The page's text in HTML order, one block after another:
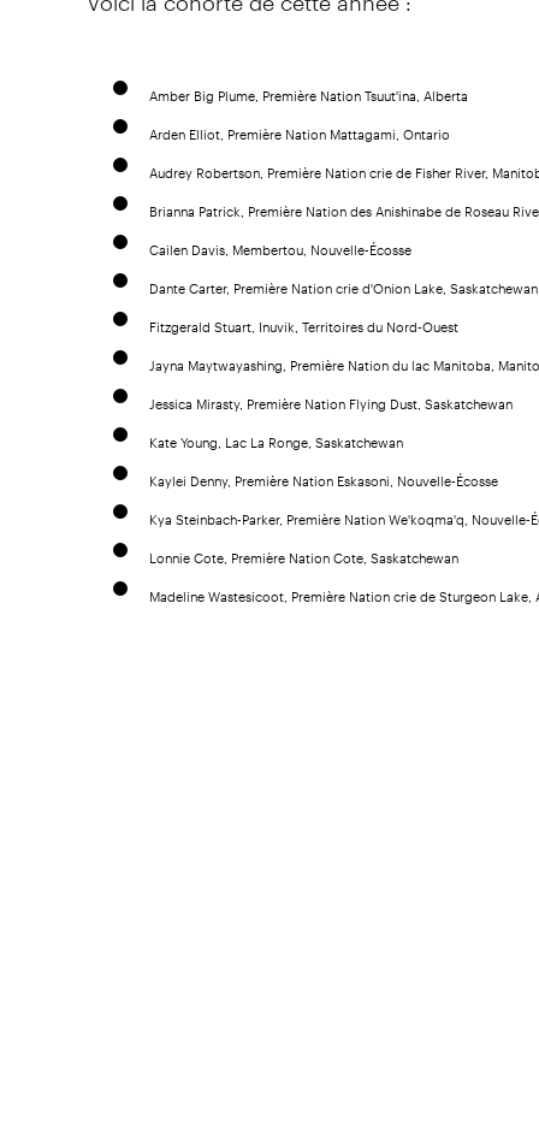
Amber Big Plume, Première Nation Tsuut'ina, Alberta
Arden Elliot, Première Nation Mattagami, Ontario
Audrey Robertson, Première Nation crie de Fisher River,
Brianna Patrick, Première Nation des Anishinabe de Roseau
Cailen Davis, Membertou, Nouvelle-Écosse
Dante Carter, Première Nation crie d'Onion Lake, Saskatchewan
Fitzgerald Stuart, Inuvik, Territoires du Nord-Ouest
Jayna Maytwayashing, Première Nation du lac Manitoba,
Jessica Mirasty, Première Nation Flying Dust, Saskatchewan
Kate Young, Lac La Ronge, Saskatchewan
Kaylei Denny, Première Nation Eskasoni, Nouvelle-Écosse
Kya Steinbach-Parker, Première Nation We'koqma'q, Nouvelle-
Lonnie Cote, Première Nation Cote, Saskatchewan
Madeline Wastesicoot, Première Nation crie de Sturgeon Lake,